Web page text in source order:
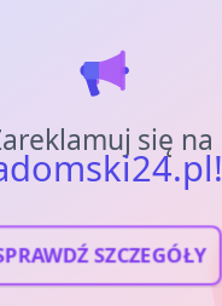
się na
SZCZEGÓŁY